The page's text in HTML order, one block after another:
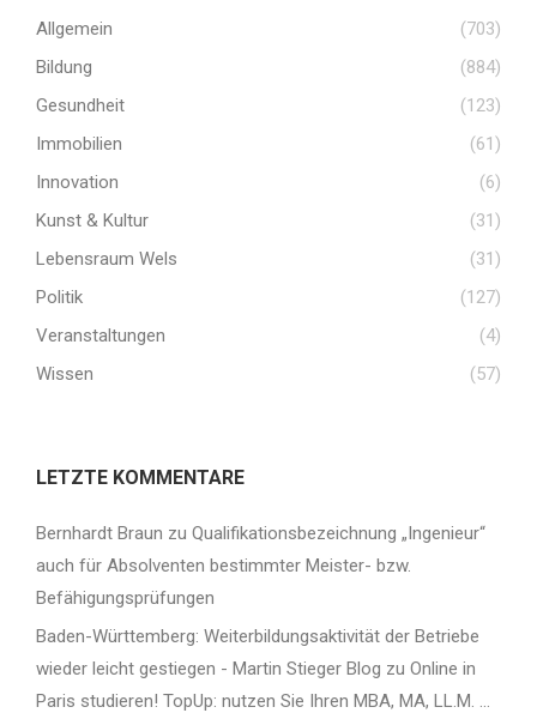
Allgemein
(703)
Bildung
(884)
Gesundheit
(123)
Immobilien
(61)
Innovation
(6)
Kunst & Kultur
(31)
Lebensraum Wels
(31)
Politik
(127)
Veranstaltungen
(4)
Wissen
(57)
LETZTE KOMMENTARE
Bernhardt Braun zu Qualifikationsbezeichnung „Ingenieur“
auch für Absolventen bestimmter Meister- bzw.
Befähigungsprüfungen
Baden-Württemberg: Weiterbildungsaktivität der Betriebe
wieder leicht gestiegen - Martin Stieger Blog zu Online in
Paris studieren! TopUp: nutzen Sie Ihren MBA, MA, LL.M. …